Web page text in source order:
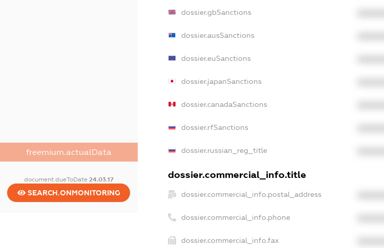
freemium.actualData
document.dueToDate 24.03.17
SEARCH.ONMONITORING
dossier.gbSanctions
dossier.ausSanctions
dossier.euSanctions
dossier.japanSanctions
dossier.canadaSanctions
dossier.rfSanctions
dossier.russian_reg_title
dossier.commercial_info.title
dossier.commercial_info.postal_address
dossier.commercial_info.phone
dossier.commercial_info.fax